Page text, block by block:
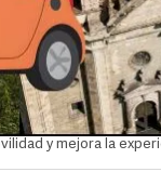
y mejora la